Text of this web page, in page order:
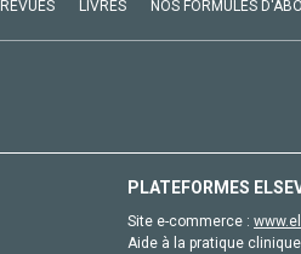
REVUES LIVRES NOS FORMULES
PLATEFORMES
Site e-commerce :
Aide à la pratique